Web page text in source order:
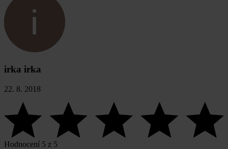
irka irka
22. 8. 2018
Hodnocení 5 z 5